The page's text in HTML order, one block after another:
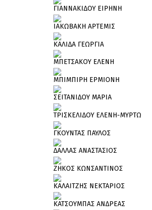
ΓΙΑΝΝΑΚΙΔΟΥ ΕΙΡΗΝΗ
ΙΑΚΩΒΑΚΗ ΑΡΤΕΜΙΣ
ΚΑΛΙΔΑ ΓΕΩΡΓΙΑ
ΜΠΕΤΣΑΚΟΥ ΕΛΕΝΗ
ΜΠΙΜΠΙΡΗ ΕΡΜΙΟΝΗ
ΣΕΙΤΑΝΙΔΟΥ ΜΑΡΙΑ
ΤΡΙΣΚΕΛΙΔΟΥ ΕΛΕΝΗ-ΜΥΡΤΩ
ΓΚΟΥΝΤΑΣ ΠΑΥΛΟΣ
ΔΑΛΛΑΣ ΑΝΑΣΤΑΣΙΟΣ
ΖΗΚΟΣ ΚΩΝΣΑΝΤΙΝΟΣ
ΚΑΛΑΙΤΖΗΣ ΝΕΚΤΑΡΙΟΣ
ΚΑΤΣΟΥΜΠΑΣ ΑΝΔΡΕΑΣ